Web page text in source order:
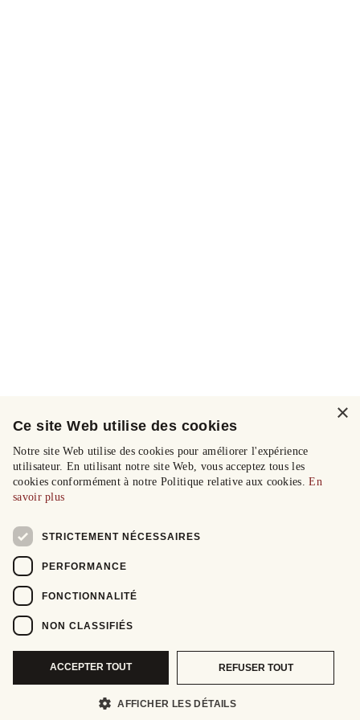
×
Ce site Web utilise des cookies
Notre site Web utilise des cookies pour améliorer l'expérience
utilisateur. En utilisant notre site Web, vous acceptez tous les
cookies conformément à notre Politique relative aux cookies.En
savoir plus
STRICTEMENT NÉCESSAIRES
PERFORMANCE
FONCTIONNALITÉ
NON CLASSIFIÉS
ACCEPTER TOUT REFUSER TOUT
AFFICHER LES DÉTAILS